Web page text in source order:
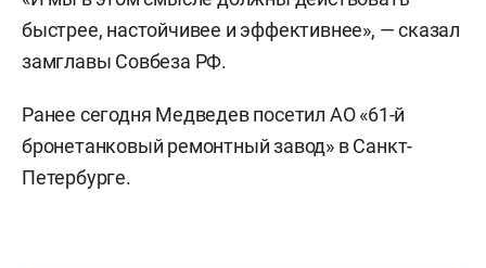
быстрее, настойчивее и эффективнее», — сказал
замглавы Совбеза РФ.
Ранее сегодня Медведев посетил АО «61-й
бронетанковый ремонтный завод» в Санкт-
Петербурге.